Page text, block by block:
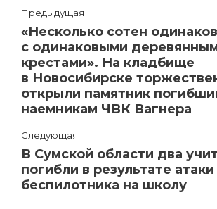
Предыдущая
«Несколько сотен
с одинаковыми
крестами». На кладбище
в Новосибирске
открыли памятник
наемникам ЧВК Вагнера
Следующая
В Сумской области два
погибли в результате атаки
беспилотника на школу